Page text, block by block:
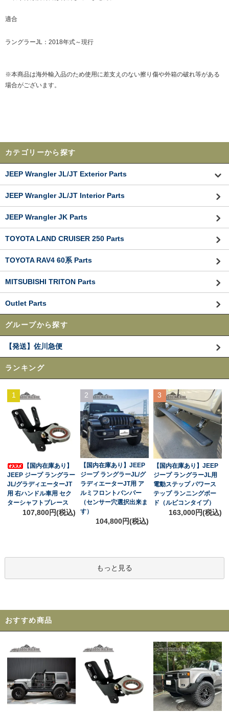
適合
ラングラーJL：2018年式～現行
※本商品は海外輸入品のため使用に差支えのない擦り傷や外箱の破れ等がある
場合がございます。
カテゴリーから探す
JEEP Wrangler JL/JT Exterior Parts
JEEP Wrangler JL/JT Interior Parts
JEEP Wrangler JK Parts
TOYOTA LAND CRUISER 250 Parts
TOYOTA RAV4 60系 Parts
MITSUBISHI TRITON Parts
Outlet Parts
グループから探す
【発送】佐川急便
ランキング
1
【国内在庫あり】
JEEP ジープ ラングラー
JL/グラディエーターJT
用 右ハンドル車用 セク
ターシャフトブレース
107,800円(税込)
2
【国内在庫あり】JEEP
ジープ ラングラーJL/グ
ラディエーターJT用 ア
ルミフロントバンパー
（センサー穴選択出来ま
す）
104,800円(税込)
3
【国内在庫あり】JEEP
ジープ ラングラーJL用
電動ステップ パワース
テップ ランニングボー
ド（ルビコンタイプ）
163,000円(税込)
もっと見る
おすすめ商品